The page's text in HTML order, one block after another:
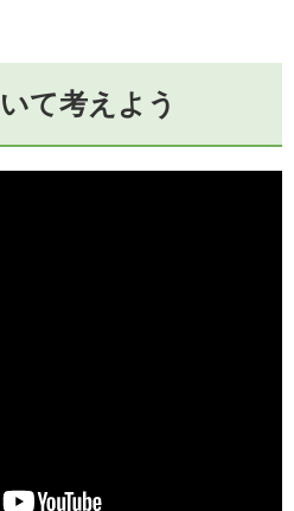
て考えよう